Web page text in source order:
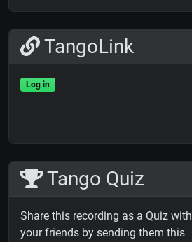
TangoLink
Log in
Tango Quiz
Share this recording as a Quiz with
your friends by sending them this